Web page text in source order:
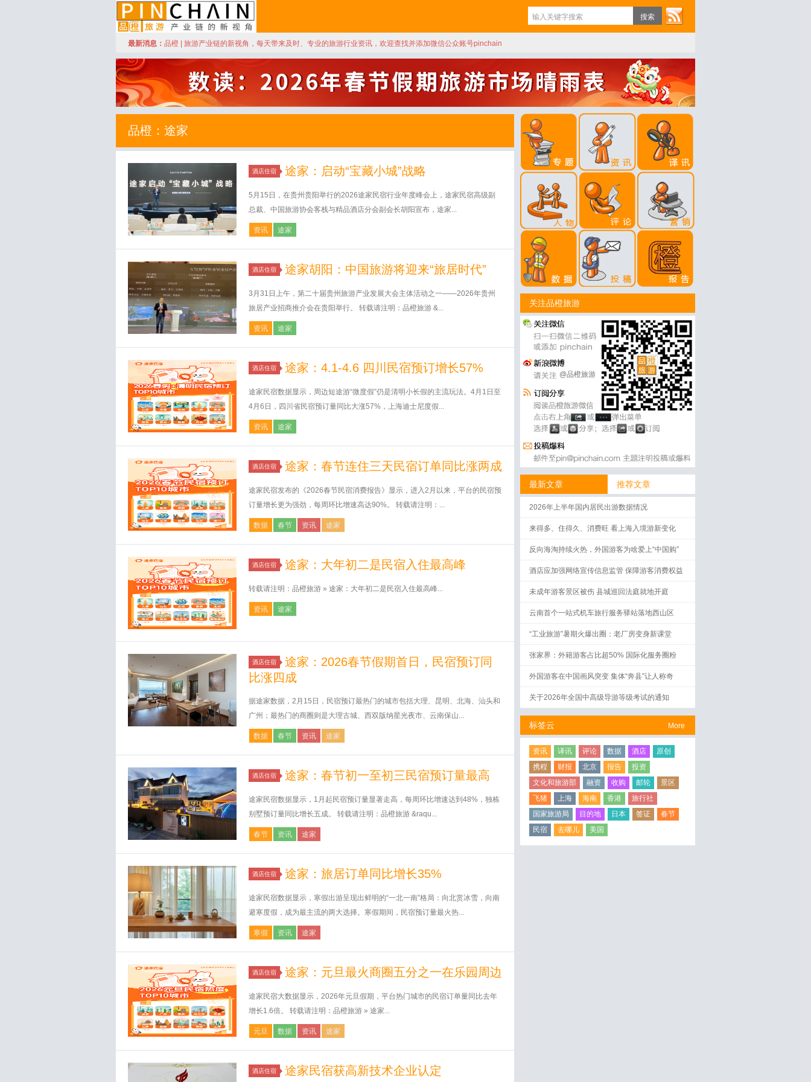
品橙旅游
最新消息： 品橙 | 旅游产业链的新视角，每天带来及时、专业的旅游行业资讯，欢迎查找并添加微信公众账号pinchain
品橙：途家
酒店住宿 途家：启动“宝藏小城”战略
5月15日，在贵州贵阳举行的2026途家民宿行业年度峰会上，途家民宿高级副
总裁、中国旅游协会客栈与精品酒店分会副会长胡阳宣布，途家...
资讯 途家
酒店住宿 途家胡阳：中国旅游将迎来“旅居时代”
3月31日上午，第二十届贵州旅游产业发展大会主体活动之一——2026年贵州
旅居产业招商推介会在贵阳举行。 转载请注明：品橙旅游 &...
资讯 途家
酒店住宿 途家：4.1-4.6 四川民宿预订增长57%
途家民宿数据显示，周边短途游“微度假”仍是清明小长假的主流玩法。4月1日至
4月6日，四川省民宿预订量同比大涨57%，上海迪士尼度假...
资讯 途家
酒店住宿 途家：春节连住三天民宿订单同比涨两成
途家民宿发布的《2026春节民宿消费报告》显示，进入2月以来，平台的民宿预
订量增长更为强劲，每周环比增速高达90%。 转载请注明：...
数据 春节 资讯 途家
酒店住宿 途家：大年初二是民宿入住最高峰
转载请注明：品橙旅游 » 途家：大年初二是民宿入住最高峰...
资讯 途家
酒店住宿
途家：2026春节假期首日，民宿预订同
比涨四成
据途家数据，2月15日，民宿预订最热门的城市包括大理、昆明、北海、汕头和
广州；最热门的商圈则是大理古城、西双版纳星光夜市、云南保山...
数据 春节 资讯 途家
酒店住宿 途家：春节初一至初三民宿预订量最高
途家民宿数据显示，1月起民宿预订量显著走高，每周环比增速达到48%，独栋
别墅预订量同比增长五成。 转载请注明：品橙旅游 &raqu...
春节 资讯 途家
酒店住宿 途家：旅居订单同比增长35%
途家民宿数据显示，寒假出游呈现出鲜明的“一北一南”格局：向北赏冰雪，向南
避寒度假，成为最主流的两大选择。寒假期间，民宿预订量最火热...
寒假 资讯 途家
酒店住宿 途家：元旦最火商圈五分之一在乐园周边
途家民宿大数据显示，2026年元旦假期，平台热门城市的民宿订单量同比去年
增长1.6倍。 转载请注明：品橙旅游 » 途家...
元旦 数据 资讯 途家
酒店住宿 途家民宿获高新技术企业认定
关注品橙旅游
@品橙旅游
最新文章 推荐文章
2026年上半年国内居民出游数据情况
来得多、住得久、消费旺 看上海入境游新变化
反向海淘持续火热，外国游客为啥爱上“中国购”
酒店应加强网络宣传信息监管 保障游客消费权益
未成年游客景区被伤 县城巡回法庭就地开庭
云南首个一站式机车旅行服务驿站落地西山区
“工业旅游”暑期火爆出圈：老厂房变身新课堂
张家界：外籍游客占比超50% 国际化服务圈粉
外国游客在中国画风突变 集体“奔县”让人称奇
关于2026年全国中高级导游等级考试的通知
More
标签云
资讯 译讯 评论 数据 酒店
原创
携程
财报 北京 报告
投资
文化和旅游部
融资 收购 邮轮
景区
飞猪
上海 海南 香港
旅行社
国家旅游局
目的地 日本 签证
春节
民宿
去哪儿 美国